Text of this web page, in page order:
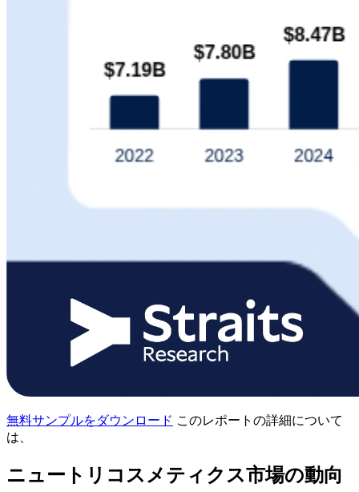
無料サンプルをダウンロード このレポートの詳細について
は、
ニュートリコスメティクス市場の動向